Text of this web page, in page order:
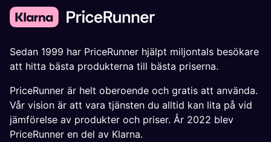
Sedan 1999 har PriceRunner hjälpt miljontals besökare
att hitta bästa produkterna till bästa priserna.
PriceRunner är helt oberoende och gratis att använda.
Vår vision är att vara tjänsten du alltid kan lita på vid
jämförelse av produkter och priser. År 2022 blev
PriceRunner en del av Klarna.